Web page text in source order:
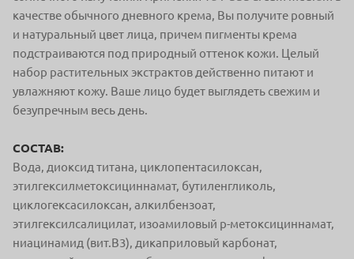
качестве обычного дневного крема, Вы получите ровный
и натуральный цвет лица, причем пигменты крема
подстраиваются под природный оттенок кожи. Целый
набор растительных экстрактов действенно питают и
увлажняют кожу. Ваше лицо будет выглядеть свежим и
безупречным весь день.
СОСТАВ:
Вода, диоксид титана, циклопентасилоксан,
этилгексилметоксициннамат, бутиленгликоль,
циклогексасилоксан, алкилбензоат,
этилгексилсалицилат, изоамиловый р-метоксициннамат,
ниацинамид (вит.В3), дикаприловый карбонат,